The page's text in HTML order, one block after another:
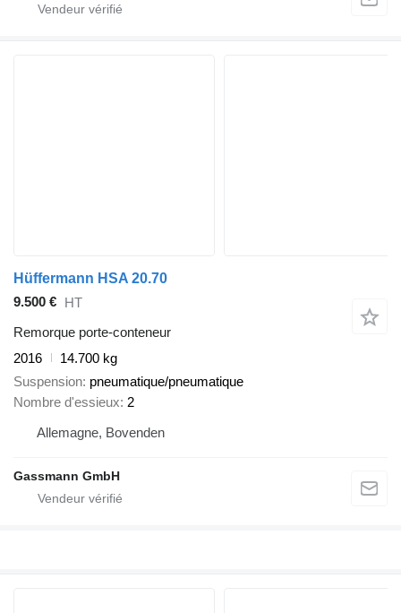
Hüffermann HSA 20.70
9.500 € HT
Remorque porte-conteneur
2016
14.700 kg
Suspension pneumatique/pneumatique
Nombre d'essieux 2
Allemagne, Bovenden
Gassmann GmbH